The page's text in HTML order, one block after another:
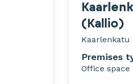
(Kallio)
Kaarlenkatu
Premises
Office space